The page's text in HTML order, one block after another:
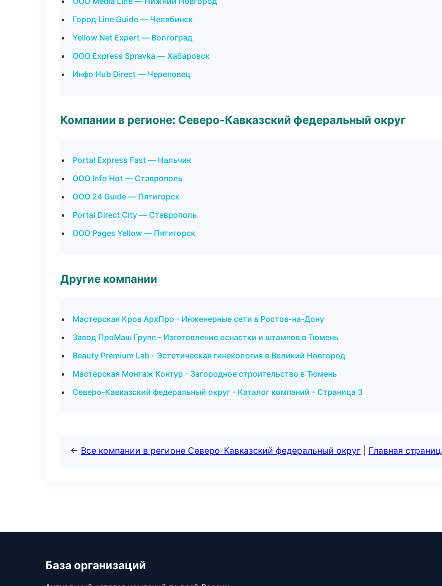
Город Line Guide — Челябинск
Yellow Net Expert — Волгоград
ООО Express Spravka — Хабаровск
Инфо Hub Direct — Череповец
Компании в регионе: Северо-Кавказский федеральный округ
Portal Express Fast — Нальчик
ООО Info Hot — Ставрополь
ООО 24 Guide — Пятигорск
Portal Direct City — Ставрополь
ООО Pages Yellow — Пятигорск
Другие компании
Мастерская Кров АрхПро - Инженерные сети в Ростов-на-Дону
Завод ПроМаш Групп - Изготовление оснастки и штампов в Тюмень
Beauty Premium Lab - Эстетическая гинекология в Великий Новгород
Мастерская Монтаж Контур - Загородное строительство в Тюмень
Северо-Кавказский федеральный округ - Каталог компаний - Страница 3
← Все компании в регионе Северо-Кавказский федеральный округ Главная
База организаций